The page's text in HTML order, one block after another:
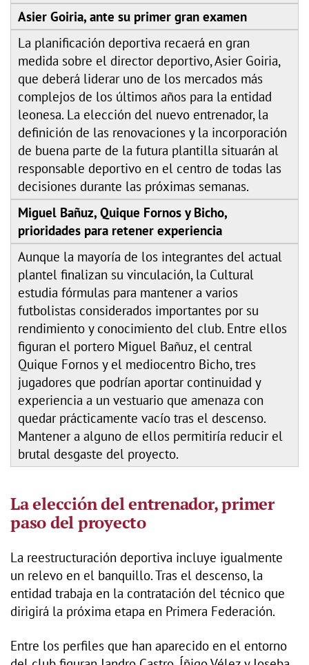
Asier Goiria, ante su primer gran examen
La planificación deportiva recaerá en gran
medida sobre el director deportivo, Asier Goiria,
que deberá liderar uno de los mercados más
complejos de los últimos años para la entidad
leonesa. La elección del nuevo entrenador, la
definición de las renovaciones y la incorporación
de buena parte de la futura plantilla situarán al
responsable deportivo en el centro de todas las
decisiones durante las próximas semanas.
Miguel Bañuz, Quique Fornos y Bicho,
prioridades para retener experiencia
Aunque la mayoría de los integrantes del actual
plantel finalizan su vinculación, la Cultural
estudia fórmulas para mantener a varios
futbolistas considerados importantes por su
rendimiento y conocimiento del club. Entre ellos
figuran el portero Miguel Bañuz, el central
Quique Fornos y el mediocentro Bicho, tres
jugadores que podrían aportar continuidad y
experiencia a un vestuario que amenaza con
quedar prácticamente vacío tras el descenso.
Mantener a alguno de ellos permitiría reducir el
brutal desgaste del proyecto.
La elección del entrenador, primer
paso del proyecto
La reestructuración deportiva incluye igualmente
un relevo en el banquillo. Tras el descenso, la
entidad trabaja en la contratación del técnico que
dirigirá la próxima etapa en Primera Federación.
Entre los perfiles que han aparecido en el entorno